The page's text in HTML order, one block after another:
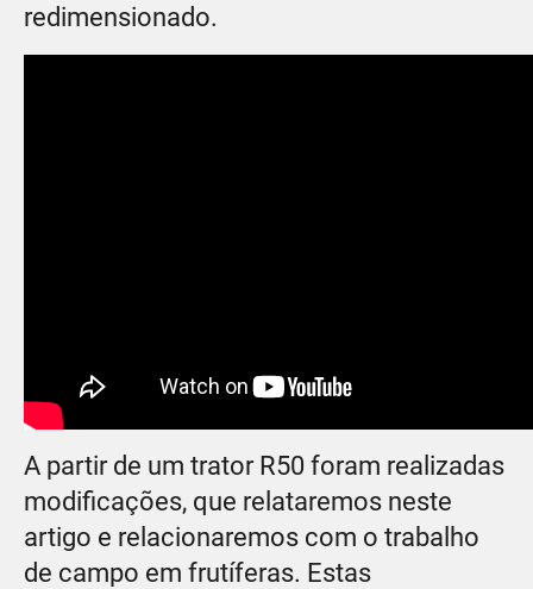
redimensionado.
A partir de um trator R50 foram realizadas
modificações, que relataremos neste
artigo e relacionaremos com o trabalho
de campo em frutíferas. Estas